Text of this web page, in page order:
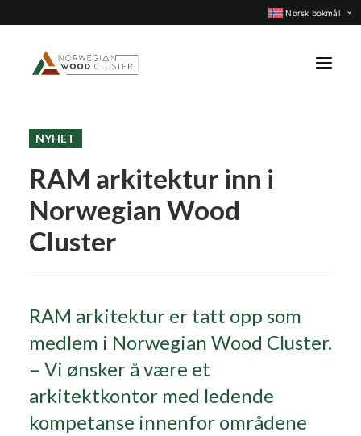
Norsk bokmål
Nyheter
Arrangementer
Prosjekter
Faggrupper
Search
NYHET
RAM arkitektur inn i
Norwegian Wood
Cluster
RAM arkitektur er tatt opp som
medlem i Norwegian Wood Cluster.
– Vi ønsker å være et
arkitektkontor med ledende
kompetanse innenfor områdene